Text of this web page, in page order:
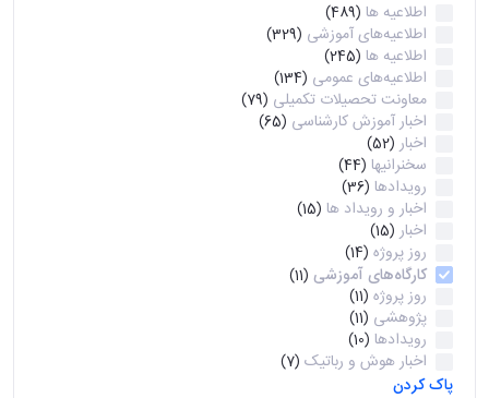
اطلاعیه ها (489)
اطلاعیه‌های‌ آموزشی (329)
اطلاعیه ها (245)
اطلاعیه‌های عمومی (134)
معاونت تحصیلات تکمیلی (79)
اخبار آموزش کارشناسی (65)
اخبار (52)
سخنرانیها (44)
رویدادها (36)
اخبار و رویداد ها (15)
اخبار (15)
روز پروژه (14)
کارگاه‌های آموزشی (11)
روز پروژه (11)
پژوهشی (11)
رویدادها (10)
اخبار هوش و رباتیک (7)
پاک کردن